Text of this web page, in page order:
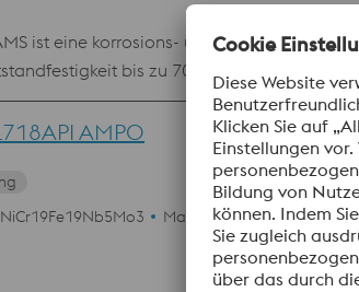
ist eine korrosions- und
bis zu 704°C und
Triebwerke für die Luft- und Raumfahrt, Hochgeschwindigkeits-Flugzeugteile wie Scheiben, Schaufeln,
Hochtemperatur-Bolzen und Schrauben.
AMPO
Market grade Alloy 718API